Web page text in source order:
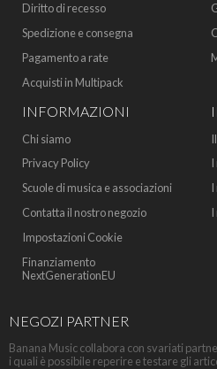
Diritto di recesso
Spedizione e consegna
Pagamento a rate
Acquisti in Multipack
INFORMAZIONI
Chi siamo
Privacy Policy
Scuole di musica e associazioni
Contatta il nostro negozio
Impostazioni Cookie
Finanziamento
NextGenerationEU
NEGOZI PARTNER
Banana Music collabora con svariati
i quali è possibile reperire e testare gli